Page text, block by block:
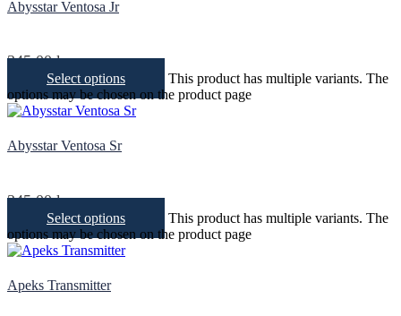
Abysstar Ventosa Jr
345,00kr
Select options
This product has multiple variants. The
options may be chosen on the product page
Abysstar Ventosa Sr
345,00kr
Select options
This product has multiple variants. The
options may be chosen on the product page
Apeks Transmitter